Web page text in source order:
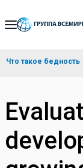
Skip
Navigation
Что такое бедность